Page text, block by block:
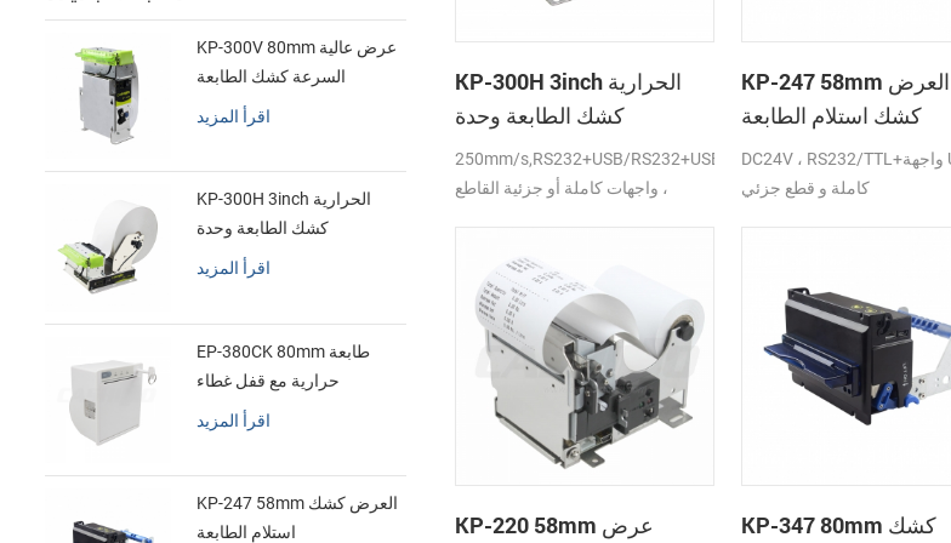
سريع للحرارة
KP-300H 3inch الحرارية
كشك الطابعة وحدة
250mm/s,RS232+USB/RS232+USB+LAN
واجهات كاملة أو جزئية القاطع ،
KP-247 58mm العرض
كشك استلام الطابعة
DC24V ، RS232/TTL+واجهة USB.
كاملة و قطع جزئي
KP-220 58mm عرض
KP-347 80mm كشك
KP-300V 80mm عرض عالية
السرعة كشك الطابعة
الحرارية
اقرأ المزيد
KP-300H 3inch الحرارية
كشك الطابعة وحدة
اقرأ المزيد
EP-380CK 80mm طابعة
حرارية مع قفل غطاء
اقرأ المزيد
KP-247 58mm العرض كشك
استلام الطابعة